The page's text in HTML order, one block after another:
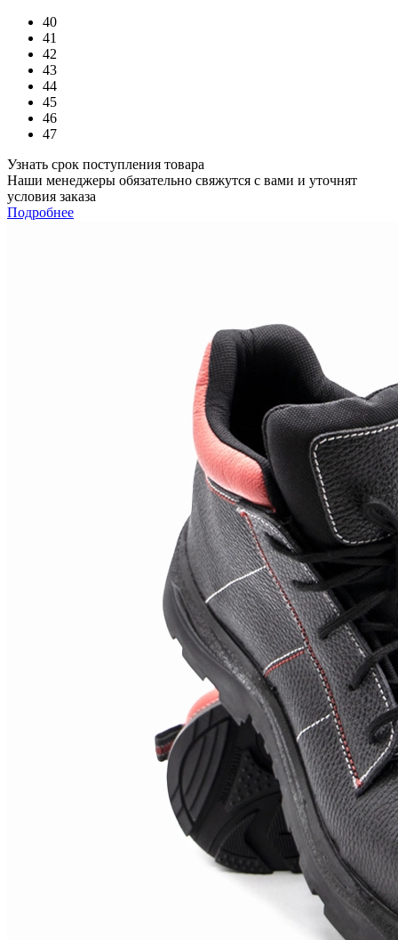
40
41
42
43
44
45
46
47
Узнать срок поступления товара
Наши менеджеры обязательно свяжутся с вами и уточнят
условия заказа
Подробнее